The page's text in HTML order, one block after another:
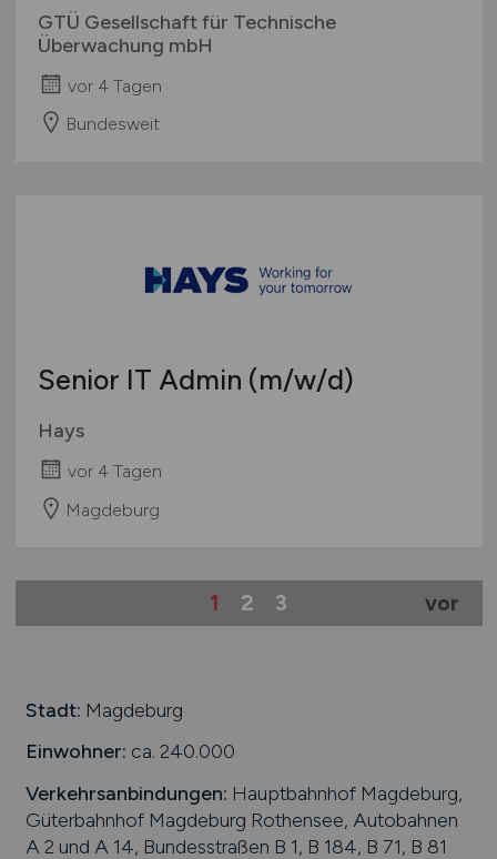
GTÜ Gesellschaft für Technische
Überwachung mbH
vor 4 Tagen
Bundesweit
Senior IT Admin (m/w/d)
Hays
vor 4 Tagen
Magdeburg
1 2 3 vor
Stadt: Magdeburg
Einwohner: ca. 240.000
Verkehrsanbindungen: Hauptbahnhof Magdeburg,
Güterbahnhof Magdeburg Rothensee, Autobahnen
A 2 und A 14, Bundesstraßen B 1, B 184, B 71, B 81